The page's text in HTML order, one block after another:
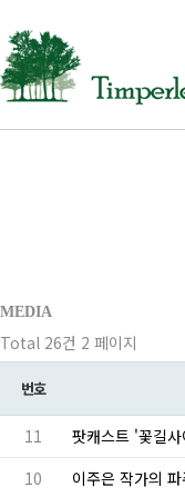
MEDIA
Total 26건 2 페이지
번호
11
팟캐스트 '꽃길
10
이주은 작가의